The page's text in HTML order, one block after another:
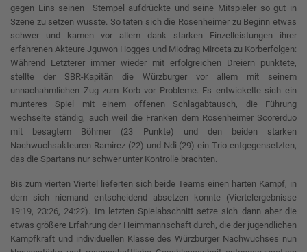
gegen Eins seinen Stempel aufdrückte und seine Mitspieler so gut in
Szene zu setzen wusste. So taten sich die Rosenheimer zu Beginn etwas
schwer und kamen vor allem dank starken Einzelleistungen ihrer
erfahrenen Akteure Jguwon Hogges und Miodrag Mirceta zu Korberfolgen:
Während Letzterer immer wieder mit erfolgreichen Dreiern punktete,
stellte der SBR-Kapitän die Würzburger vor allem mit seinem
unnachahmlichen Zug zum Korb vor Probleme. Es entwickelte sich ein
munteres Spiel mit einem offenen Schlagabtausch, die Führung
wechselte ständig, auch weil die Franken dem Rosenheimer Scorerduo
mit besagtem Böhmer (23 Punkte) und den beiden starken
Nachwuchsakteuren Ramirez (22) und Ndi (29) ein Trio entgegensetzten,
das die Spartans nur schwer unter Kontrolle brachten.
Bis zum vierten Viertel lieferten sich beide Teams einen harten Kampf, in
dem sich niemand entscheidend absetzen konnte (Viertelergebnisse
19:19, 23:26, 24:22). Im letzten Spielabschnitt setze sich dann aber die
etwas größere Erfahrung der Heimmannschaft durch, die der jugendlichen
Kampfkraft und individuellen Klasse des Würzburger Nachwuchses nun